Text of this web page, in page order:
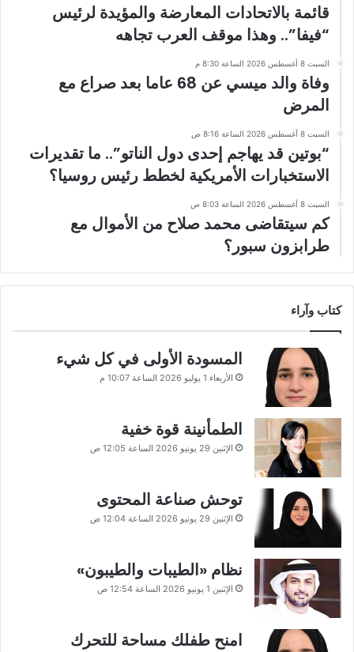
قائمة بالاتحادات المعارضة والمؤيدة لرئيس
“فيفا”.. وهذا موقف العرب تجاهه
السبت 8 أغسطس 2026 الساعة 8:30 م
وفاة والد ميسي عن 68 عاما بعد صراع مع
المرض
السبت 8 أغسطس 2026 الساعة 8:16 ص
“بوتين قد يهاجم إحدى دول الناتو”.. ما تقديرات
الاستخبارات الأمريكية لخطط رئيس روسيا؟
السبت 8 أغسطس 2026 الساعة 8:03 ص
كم سيتقاضى محمد صلاح من الأموال مع
طرابزون سبور؟
كتاب وآراء
المسودة الأولى في كل شيء
الأربعاء 1 يوليو 2026 الساعة 10:07 م
الطمأنينة قوة خفية
الإثنين 29 يونيو 2026 الساعة 12:05 ص
توحش صناعة المحتوى
الإثنين 29 يونيو 2026 الساعة 12:04 ص
نظام «الطيبات والطيبون»
الإثنين 1 يونيو 2026 الساعة 12:54 ص
امنح طفلك مساحة للتحرك